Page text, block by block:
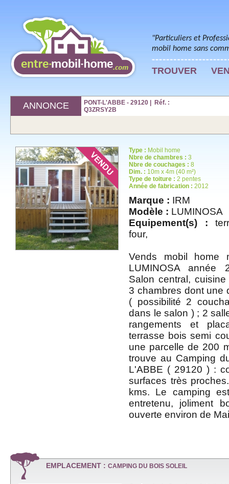
"Particuliers et
mobil home sans
TROUVER
ANNONCE
PONT-L'ABBE - 29120 | Réf. :
Q3ZRSY2B
Type : Mobil home
Nbre de chambres : 3
Nbre de couchages : 8
Dim. : 10m x 4m (40 m²)
Type de toiture : 2 pentes
Année de fabrication : 2012
Marque : IRM
Modèle : LUMINOSA
Equipement(s) :
four,
Vends mobil home
LUMINOSA année
Salon central,
3 chambres dont une
( possibilité 2
dans le salon ) ; 2
rangements et
terrasse bois semi
une parcelle de 200
trouve au Camping
L'ABBE ( 29120 ) :
surfaces très
kms. Le camping
entretenu, joliment
ouverte environ de
EMPLACEMENT : CAMPING DU BOIS SOLEIL